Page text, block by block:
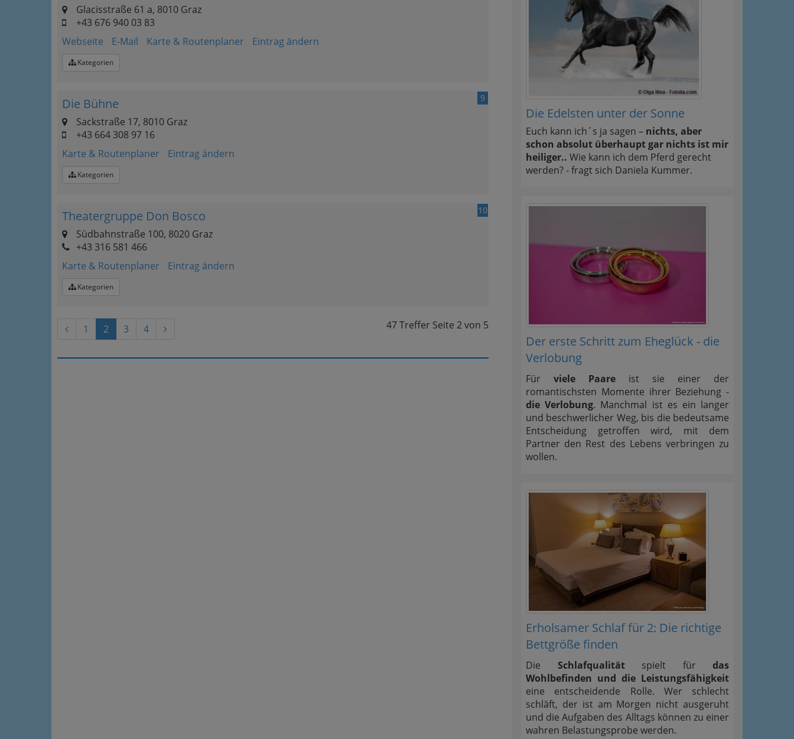
Glacisstraße 61 a, 8010 Graz
+43 676 940 03 83
Webseite
E-Mail Karte & Routenplaner Eintrag ändern
Kategorien
9
Die Bühne
Sackstraße 17, 8010 Graz
+43 664 308 97 16
Karte & Routenplaner
Eintrag ändern
Kategorien
10
Theatergruppe Don Bosco
Südbahnstraße 100, 8020 Graz
+43 316 581 466
Karte & Routenplaner
Eintrag ändern
Kategorien
47 Treffer Seite 2von 5
1 2 3 4
Die Edelsten unter der Sonne
Euch kann ich´s ja sagen – nichts, aber
schon absolut überhaupt gar nichts ist mir
heiliger.. Wie kann ich dem Pferd gerecht
werden? - fragt sich Daniela Kummer.
Der erste Schritt zum Eheglück - die
Verlobung
Für viele Paare ist sie einer der
romantischsten Momente ihrer Beziehung -
die Verlobung. Manchmal ist es ein langer
und beschwerlicher Weg, bis die bedeutsame
Entscheidung getroffen wird, mit dem
Partner den Rest des Lebens verbringen zu
wollen.
Erholsamer Schlaf für 2: Die richtige
Bettgröße finden
Die Schlafqualitätspielt für das
Wohlbefinden und die Leistungsfähigkeit
eine entscheidende Rolle. Wer schlecht
schläft, der ist am Morgen nicht ausgeruht
und die Aufgaben des Alltags können zu einer
wahren Belastungsprobe werden.